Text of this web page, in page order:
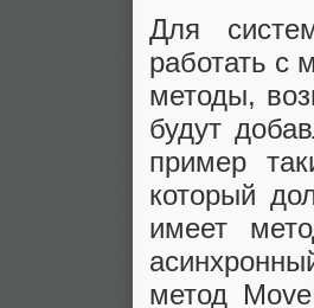
Для
работать с
методы,
будут
пример
который
имеет
метод